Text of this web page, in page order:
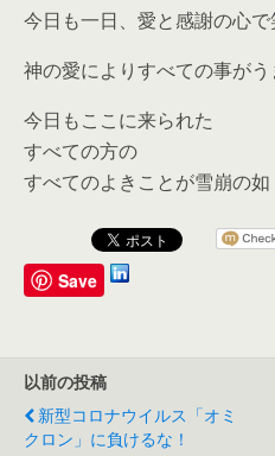
今日も一日、愛と感謝の心で
神の愛によりすべての事がう
今日もここに来られた
すべての方の
すべてのよきことが雪崩の如
Save
以前の投稿
新型コロナウイルス「オミ
クロン」に負けるな！